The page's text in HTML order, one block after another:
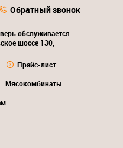
обслуживается
шоссе 130,
Прайс-лист
Мясокомбинаты
Обратный звонок